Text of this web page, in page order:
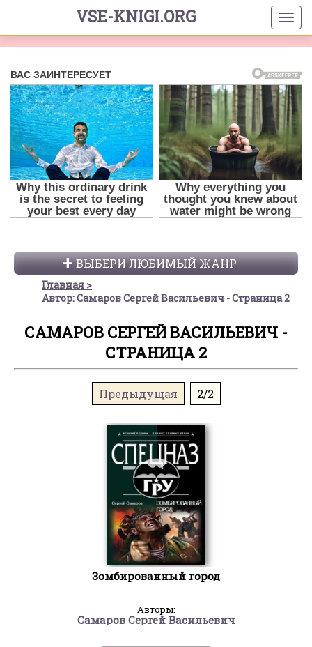
VSE-KNIGI.ORG
ВЫБЕРИ ЛЮБИМЫЙ ЖАНР
Главная
Автор: Самаров Сергей Васильевич - Страница 2
САМАРОВ СЕРГЕЙ ВАСИЛЬЕВИЧ -
СТРАНИЦА 2
Предыдущая 2/2
Зомбированный город
Авторы:
Самаров Сергей Васильевич